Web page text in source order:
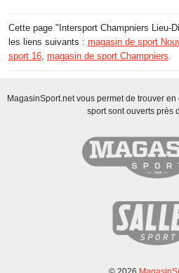
Cette page "Intersport Champniers Lieu-
les liens suivants : magasin de sport
sport 16, magasin de sport Champniers.
MagasinSport.net vous permet de trouver
sport sont ouverts près